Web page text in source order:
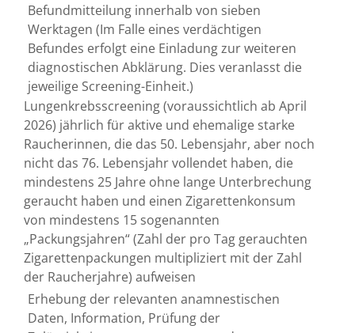
Befundmitteilung innerhalb von sieben
Werktagen (Im Falle eines verdächtigen
Befundes erfolgt eine Einladung zur weiteren
diagnostischen Abklärung. Dies veranlasst die
jeweilige Screening-Einheit.)
Lungenkrebsscreening (voraussichtlich ab April
2026) jährlich für aktive und ehemalige starke
Raucherinnen, die das 50. Lebensjahr, aber noch
nicht das 76. Lebensjahr vollendet haben, die
mindestens 25 Jahre ohne lange Unterbrechung
geraucht haben und einen Zigarettenkonsum
von mindestens 15 sogenannten
„Packungsjahren“ (Zahl der pro Tag gerauchten
Zigarettenpackungen multipliziert mit der Zahl
der Raucherjahre) aufweisen
Erhebung der relevanten anamnestischen
Daten, Information, Prüfung der